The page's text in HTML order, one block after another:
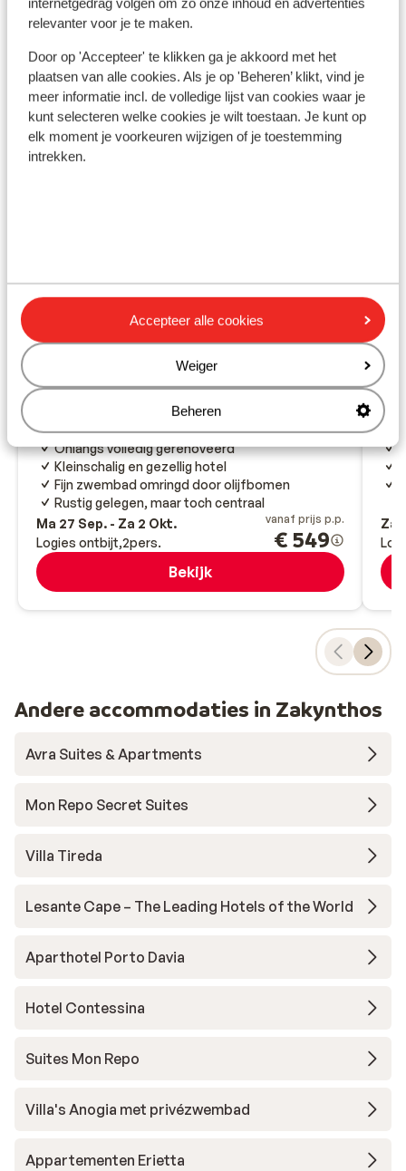
relevanter voor je te maken.
Door op 'Accepteer' te klikken ga je akkoord met het
plaatsen van alle cookies. Als je op 'Beheren’ klikt, vind je
meer informatie incl. de volledige lijst van cookies waar je
kunt selecteren welke cookies je wilt toestaan. Je kunt op
elk moment je voorkeuren wijzigen of je toestemming
intrekken.
Accepteer alle cookies
Weiger
Beheren
(Mini)supermarkt: 50 m
Restaurant: 30 m
Ook interessant voor jou
Isola Concept
Griekenland
Onlangs volledig gerenoveerd
Kleinschalig en gezellig hotel
Fijn zwembad omringd door olijfbomen
Rustig gelegen, maar toch centraal
Ma 27 Sep. - Za 2 Okt.
Logies ontbijt 2pers.
vanaf prijs p.p.
€ 549
Bekijk
Za
Andere accommodaties in Zakynthos
Avra Suites & Apartments
Mon Repo Secret Suites
Villa Tireda
Lesante Cape – The Leading Hotels of the World
Aparthotel Porto Davia
Hotel Contessina
Suites Mon Repo
Villa's Anogia met privézwembad
Appartementen Erietta